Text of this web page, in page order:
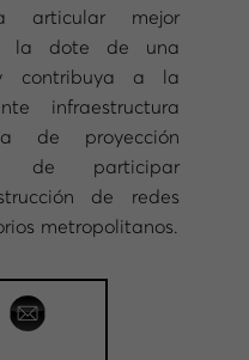
articular mejor
la dote de una
y contribuya a la
infraestructura
de proyección
de participar
de redes
metropolitanos.